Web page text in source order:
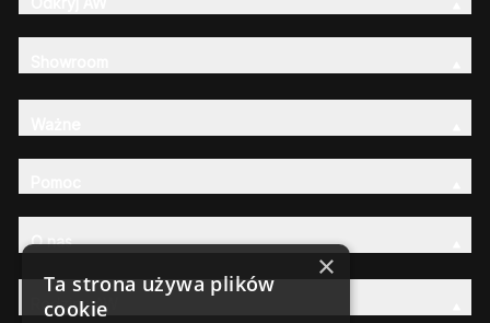
O nas
Rodzina AW
×
Ta strona używa plików
cookie